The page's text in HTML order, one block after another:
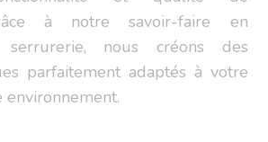
à notre savoir-faire en
nous créons des
parfaitement adaptés à votre